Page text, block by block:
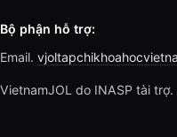
Bộ phận hỗ trợ:
Email.
VietnamJOL do INASP tài trợ.